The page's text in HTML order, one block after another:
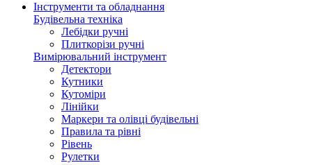
Інструменти та обладнання
Будівельна техніка
Лебідки ручні
Плиткорізи ручні
Вимірювальний інструмент
Детектори
Кутники
Кутоміри
Лінійки
Маркери та олівці будівельні
Правила та рівні
Рівень
Рулетки